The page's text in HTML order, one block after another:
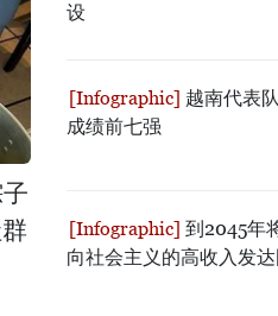
设
越南代表
成绩前七强
到2045年
向社会主义的高收入发